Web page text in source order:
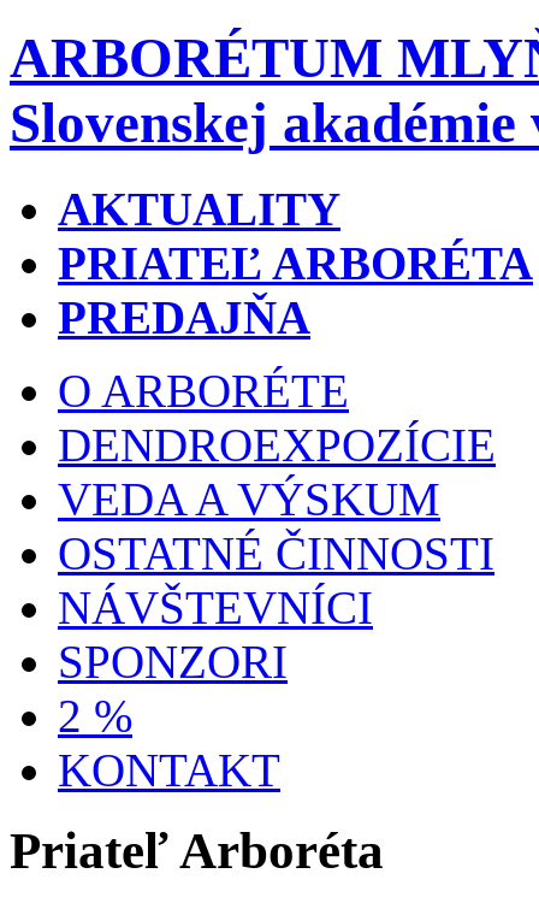
ARBORÉTUM
Slovenskej akadémie
AKTUALITY
PRIATEĽ ARBORÉTA
PREDAJŇA
O ARBORÉTE
DENDROEXPOZÍCIE
VEDA A VÝSKUM
OSTATNÉ ČINNOSTI
NÁVŠTEVNÍCI
SPONZORI
2 %
KONTAKT
Priateľ Arboréta